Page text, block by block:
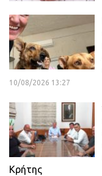
10/08/2026 13:27
Κρήτης